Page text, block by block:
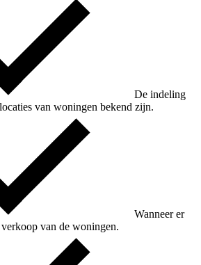
De indeling
van woningen bekend zijn.
Wanneer er
van de woningen.